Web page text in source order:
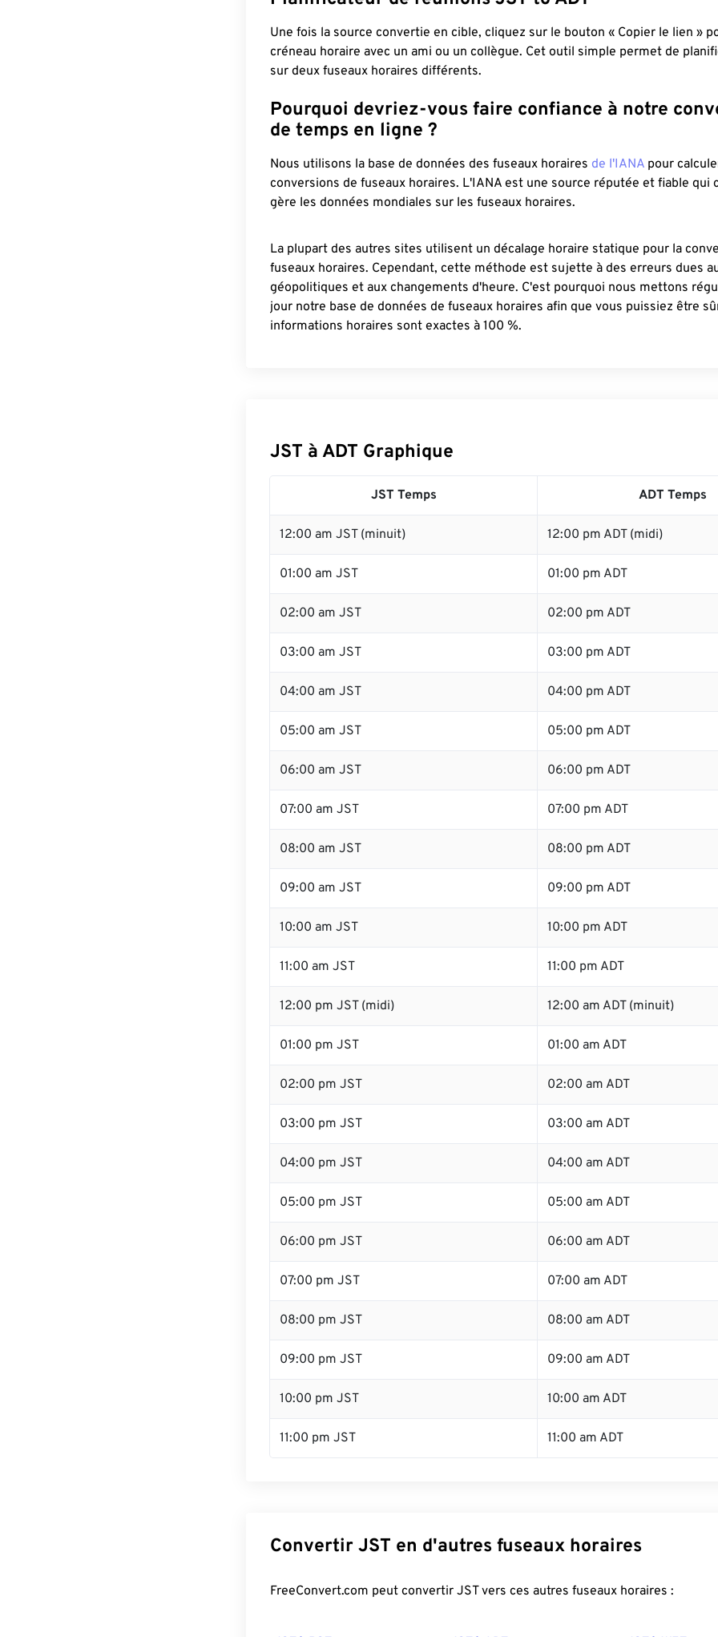
Une fois la source convertie en cible, cliquez sur le bouton « Copier le lien »
créneau horaire avec un ami ou un collègue. Cet outil simple permet de
sur deux fuseaux horaires différents.
Pourquoi devriez-vous faire confiance à notre
de temps en ligne ?
Nous utilisons la base de données des fuseaux horaires de l'IANA pour
conversions de fuseaux horaires. L'IANA est une source réputée et fiable qui
gère les données mondiales sur les fuseaux horaires.
La plupart des autres sites utilisent un décalage horaire statique pour la
fuseaux horaires. Cependant, cette méthode est sujette à des erreurs dues
géopolitiques et aux changements d'heure. C'est pourquoi nous mettons
jour notre base de données de fuseaux horaires afin que vous puissiez être
informations horaires sont exactes à 100 %.
JST à ADT Graphique
JST Temps ADT Temps
12:00 am JST (minuit) 12:00 pm ADT (midi)
01:00 am JST 01:00 pm ADT
02:00 am JST 02:00 pm ADT
03:00 am JST 03:00 pm ADT
04:00 am JST 04:00 pm ADT
05:00 am JST 05:00 pm ADT
06:00 am JST 06:00 pm ADT
07:00 am JST 07:00 pm ADT
08:00 am JST 08:00 pm ADT
09:00 am JST 09:00 pm ADT
10:00 am JST 10:00 pm ADT
11:00 am JST 11:00 pm ADT
12:00 pm JST (midi) 12:00 am ADT (minuit)
01:00 pm JST 01:00 am ADT
02:00 pm JST 02:00 am ADT
03:00 pm JST 03:00 am ADT
04:00 pm JST 04:00 am ADT
05:00 pm JST 05:00 am ADT
06:00 pm JST 06:00 am ADT
07:00 pm JST 07:00 am ADT
08:00 pm JST 08:00 am ADT
09:00 pm JST 09:00 am ADT
10:00 pm JST 10:00 am ADT
11:00 pm JST 11:00 am ADT
Convertir JST en d'autres fuseaux horaires
FreeConvert.com peut convertir JST vers ces autres fuseaux horaires :